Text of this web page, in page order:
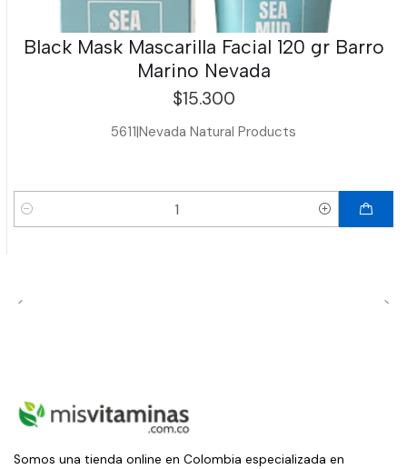
Black Mask Mascarilla Facial 120 gr Barro
Marino Nevada
$15.300
5611|Nevada Natural Products
Cantidad
Somos una tienda online en Colombia especializada en